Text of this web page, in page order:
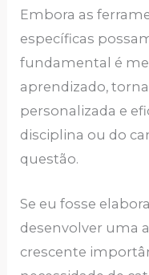
Embora as
específicas
fundamental é
aprendizado,
personalizada e
disciplina ou do
questão.
Se eu fosse
desenvolver uma
crescente